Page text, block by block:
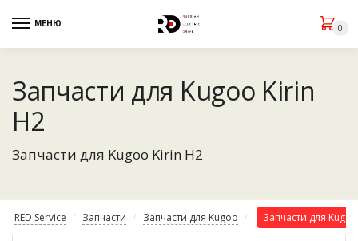
МЕНЮ 0
Запчасти для Kugoo Kirin
H2
Запчасти для Kugoo Kirin H2
RED Service / Запчасти / Запчасти для Kugoo / Запчасти для